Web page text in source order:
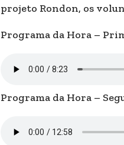
projeto Rondon, os
Programa da Hora –
Programa da Hora –